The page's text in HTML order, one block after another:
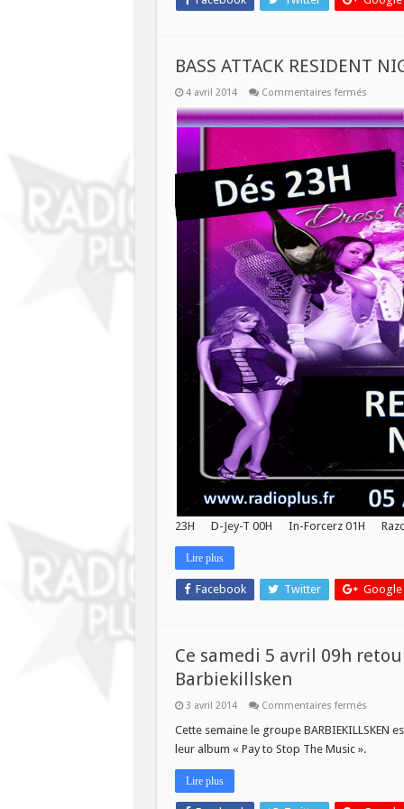
BASS ATTACK RESIDENT
4 avril 2014 Commentaires ferméssur
ATTACK
NIGHT
23H D-Jey-T 00H In-Forcerz 01H
Lire plus
Facebook Twitter Google
Ce samedi 5 avril 09h
Barbiekillsken
3 avril 2014 Commentaires ferméssur
samedi
avril
Cette semaine le groupe BARBIEKILLSKEN
leur album « Pay to Stop The Music ».
Lire plus